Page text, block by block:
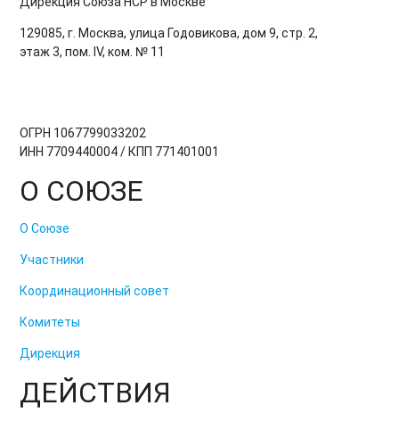
129085, г. Москва, улица Годовикова, дом 9, стр. 2,
этаж 3, пом. IV, ком. № 11
ОГРН 1067799033202
ИНН 7709440004 / КПП 771401001
О СОЮЗЕ
О Союзе
Участники
Координационный совет
Комитеты
Дирекция
ДЕЙСТВИЯ